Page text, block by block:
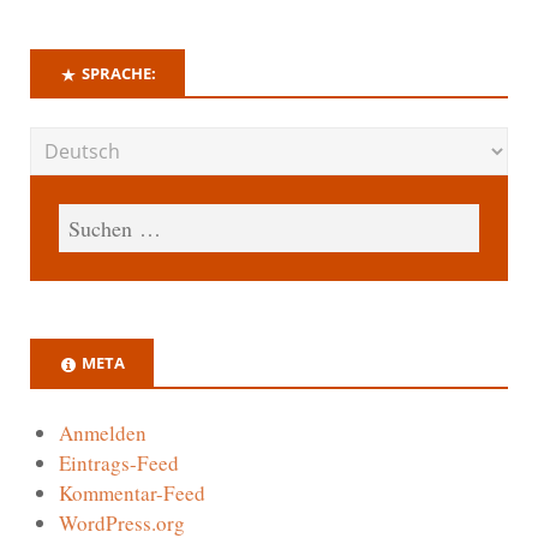
SPRACHE:
META
Anmelden
Eintrags-Feed
Kommentar-Feed
WordPress.org